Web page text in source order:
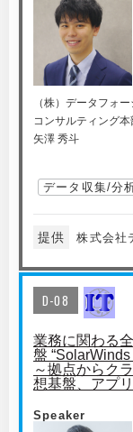
（株）データフォ
コンサルティング
矢澤 秀斗
データ収集/分
提供 株式会社
D-08
業務に関わる
盤
～拠点からク
想基盤、アプ
Speaker